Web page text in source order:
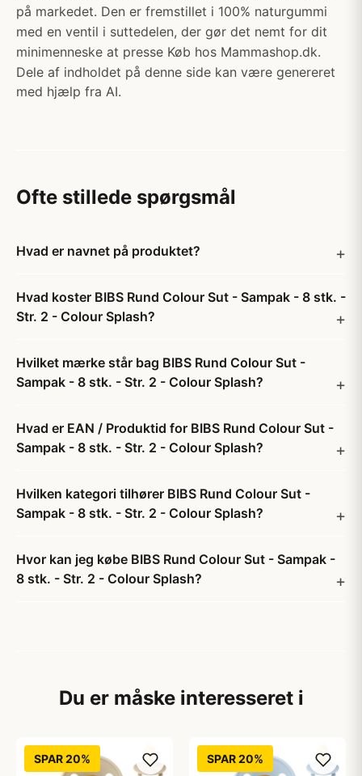
på markedet. Den er fremstillet i 100% naturgummi
med en ventil i suttedelen, der gør det nemt for dit
minimenneske at presse Køb hos Mammashop.dk.
Dele af indholdet på denne side kan være genereret
med hjælp fra AI.
Ofte stillede spørgsmål
Hvad er navnet på produktet?
Hvad koster BIBS Rund Colour Sut - Sampak - 8 stk. -
Str. 2 - Colour Splash?
Hvilket mærke står bag BIBS Rund Colour Sut -
Sampak - 8 stk. - Str. 2 - Colour Splash?
Hvad er EAN / Produktid for BIBS Rund Colour Sut -
Sampak - 8 stk. - Str. 2 - Colour Splash?
Hvilken kategori tilhører BIBS Rund Colour Sut -
Sampak - 8 stk. - Str. 2 - Colour Splash?
Hvor kan jeg købe BIBS Rund Colour Sut - Sampak -
8 stk. - Str. 2 - Colour Splash?
Du er måske interesseret i
SPAR 20% SPAR 20%